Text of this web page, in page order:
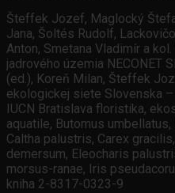
Šteffek Jozef, Maglocký
Jana, Šoltés Rudolf,
Anton, Smetana Vladimír a
jadrového územia NECONET
(ed.), Koreň Milan, Šteffek
ekologickej siete Slovenska –
IUCN Bratislava floristika,
aquatile, Butomus
Caltha palustris, Carex
demersum, Eleocharis
morsus-ranae, Iris
kniha 2-8317-0323-9